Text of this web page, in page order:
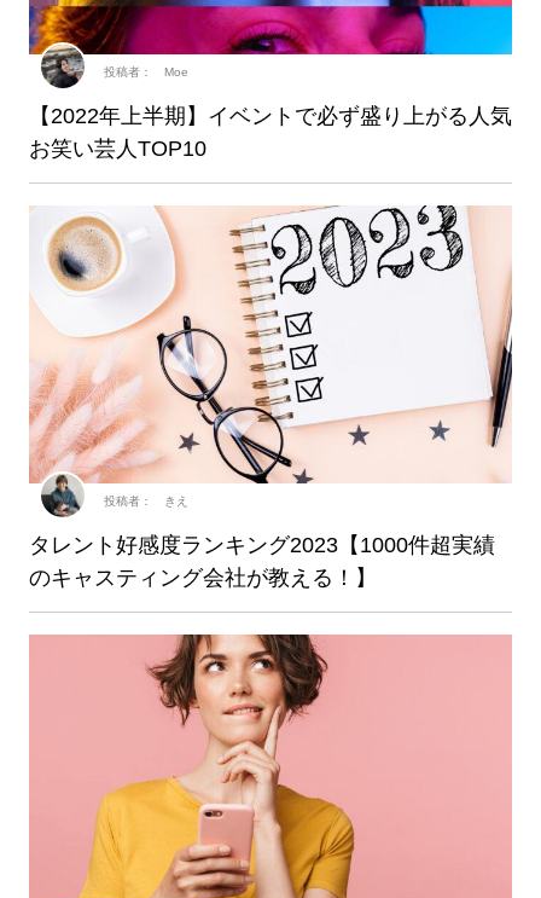
【2022年上半期】イベントで必ず盛り上がる人気
お笑い芸人TOP10
投稿者： Moe
タレント好感度ランキング2023【1000件超実績
のキャスティング会社が教える！】
投稿者： きえ